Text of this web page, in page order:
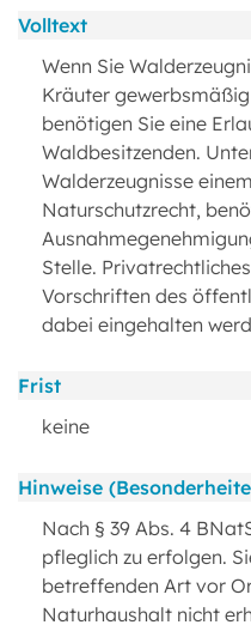
Volltext
Wenn Sie
Kräuter
benötigen Sie eine
Waldbesitzenden.
Walderzeugnisse
Naturschutzrecht,
Stelle.
Vorschriften des
dabei eingehalten
Frist
keine
Hinweise
Nach § 39 Abs. 4
pfleglich zu erfolgen.
betreffenden Art vor
Naturhaushalt nicht